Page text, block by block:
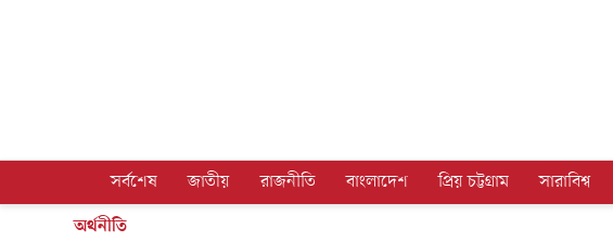
সর্বশেষ জাতীয় রাজনীতি বাংলাদেশ প্রিয় চট্টগ্রাম সারাবিশ্ব
অর্থনীতি